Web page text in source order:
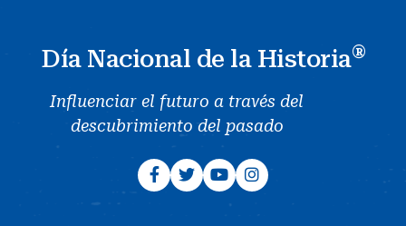
Día Nacional de la Historia®
Influenciar el futuro a través del
descubrimiento del pasado